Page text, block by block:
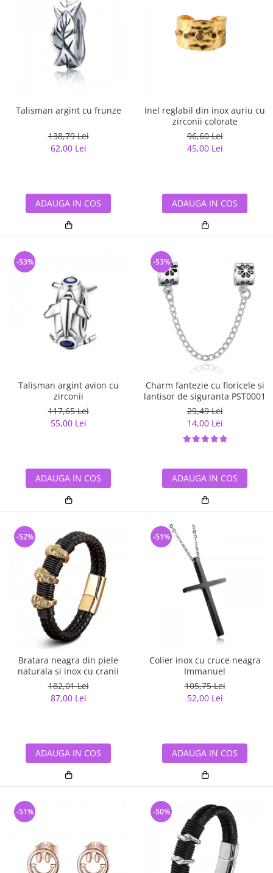
Talisman argint cu frunze
138,79 Lei
62,00 Lei
ADAUGA IN COS
Inel reglabil din inox auriu cu
zirconii colorate
96,60 Lei
45,00 Lei
ADAUGA IN COS
Talisman argint avion cu
zirconii
117,65 Lei
55,00 Lei
-53%
ADAUGA IN COS
Charm fantezie cu floricele si
lantisor de siguranta PST0001
29,49 Lei
14,00 Lei
-53%
ADAUGA IN COS
Bratara neagra din piele
naturala si inox cu cranii
182,01 Lei
87,00 Lei
-52%
ADAUGA IN COS
Colier inox cu cruce neagra
Immanuel
105,75 Lei
52,00 Lei
-51%
ADAUGA IN COS
-51% -50%